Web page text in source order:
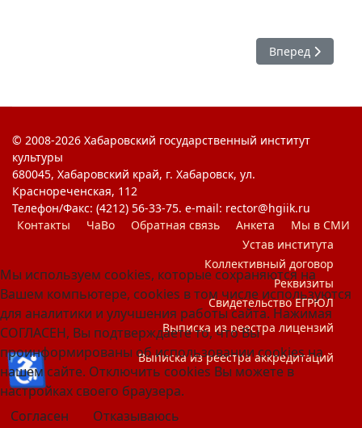
Следующий:
Вперед
© 2008-2026 Хабаровский государственный институт
культуры
680045, Хабаровский край, г. Хабаровск, ул.
Краснореченская, 112
Телефон/Факс: (4212) 56-33-75. e-mail: rector@hgiik.ru
Контакты
ЧаВо Обратная связь Анкета
Мы в СМИ
Устав института
Коллективный договор
Реквизиты
Свидетельство ЕГРЮЛ
Выписка из реестра лицензий
Выписка из реестра аккредитаций
Мы используем cookies, которые сохраняются на
Вашем компьютере, cookies в том числе используются
для аналитики и улучшения работы сайта. Нажимая
СОГЛАСЕН, Вы подтверждаете то, что Вы
проинформированы об использовании cookies на
нашем сайте. Отключить cookies Вы можете в
настройках своего браузера.
Согласен
Отказываюсь